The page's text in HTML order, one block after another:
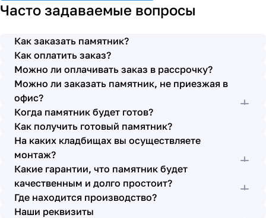
без нареканий с нашей стороны, все наши
просьбы учтены. В первое наше обращение мы
бригада Головачёва Владимира. Поэтому и в этот
раз я поросила, если можно, то назначить эту же
бригаду. Мне пошли на встречу, спасибо. Ребята
работают спокойно, но в тоже время, соблюдая
всю технологию, работаю слаженно и
качественно. Я присутствовала при монтаже,
ребят это нисколько не смутило. Они, как и
Елена Николаевна, ответили на все мои вопросы,
которые возникли в процессе. Спасибо.
Выражаю благодарность от имени всей нашей
семьи за выполнение заказа в срок и
качественно. К руководству просьба по-
возможности премировать работников.
Часто задаваемые вопросы
Как заказать памятник?
Как оплатить заказ?
Можно ли оплачивать заказ в рассрочку?
Можно ли заказать памятник, не приезжая в
офис?
Когда памятник будет готов?
Как получить готовый памятник?
На каких кладбищах вы осуществляете
монтаж?
Какие гарантии, что памятник будет
качественным и долго простоит?
Где находится производство?
Наши реквизиты